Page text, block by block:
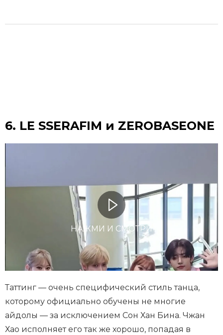
6. LE SSERAFIM и ZEROBASEONE
НАЖМИ И СМОТРИ
Таттинг — очень специфический стиль танца,
которому официально обучены не многие
айдолы — за исключением Сон Хан Бина. Чжан
Хао исполняет его так же хорошо, попадая в